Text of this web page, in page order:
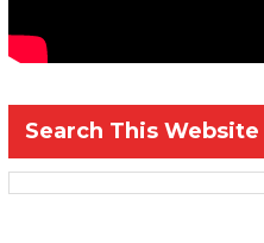
Search This Website